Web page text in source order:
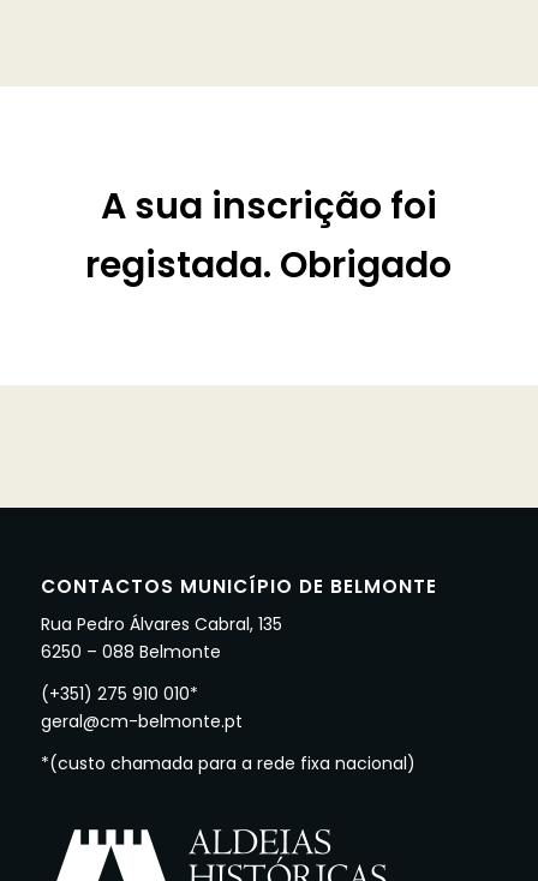
A sua inscrição foi
registada. Obrigado
CONTACTOS MUNICÍPIO DE BELMONTE
Rua Pedro Álvares Cabral, 135
6250 – 088 Belmonte
(+351) 275 910 010*
geral@cm-belmonte.pt
*(custo chamada para a rede fixa nacional)